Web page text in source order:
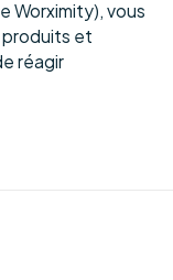
Worximity), vous
produits et
réagir